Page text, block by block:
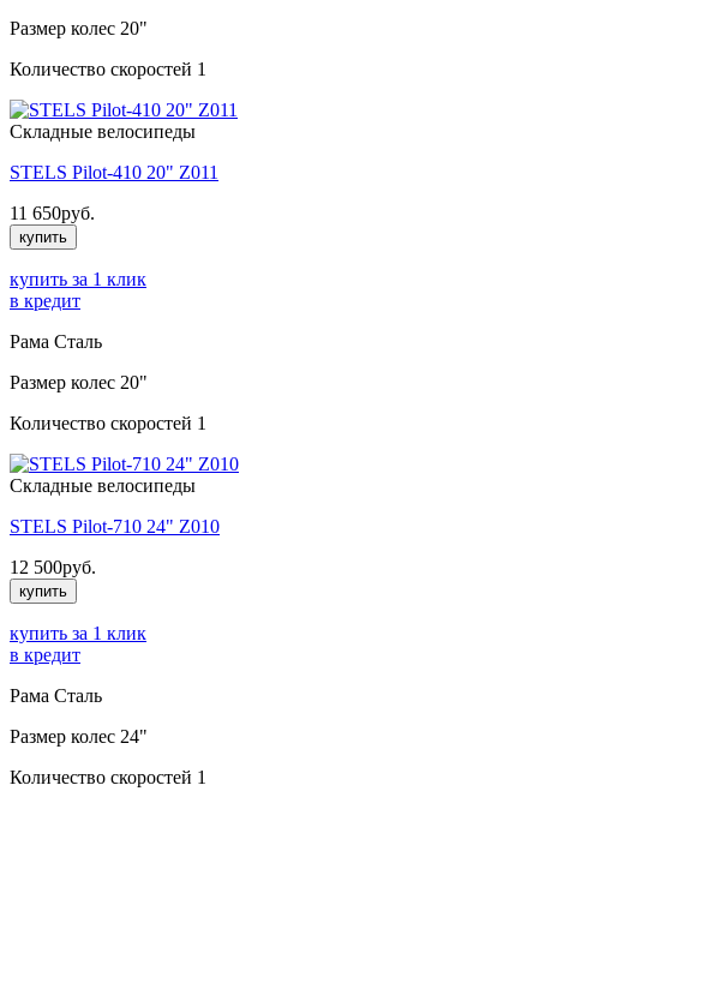
Размер колес 20"
Количество скоростей 1
Складные велосипеды
STELS Pilot-410 20" Z011
11 650руб.
купить
купить за 1 клик
в кредит
Рама Сталь
Размер колес 20"
Количество скоростей 1
Складные велосипеды
STELS Pilot-710 24" Z010
12 500руб.
купить
купить за 1 клик
в кредит
Рама Сталь
Размер колес 24"
Количество скоростей 1